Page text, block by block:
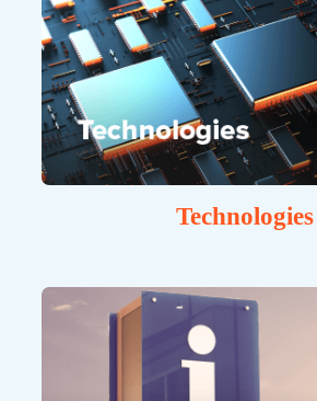
Technologies